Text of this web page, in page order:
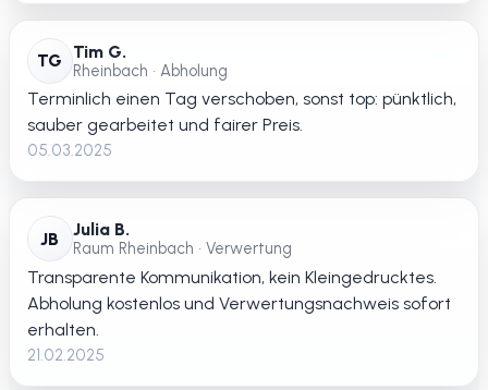
TG Tim G.
Rheinbach • Abholung
Terminlich einen Tag verschoben, sonst top: pünktlich,
sauber gearbeitet und fairer Preis.
05.03.2025
JB Julia B.
Raum Rheinbach • Verwertung
Transparente Kommunikation, kein Kleingedrucktes.
Abholung kostenlos und Verwertungsnachweis sofort
erhalten.
21.02.2025